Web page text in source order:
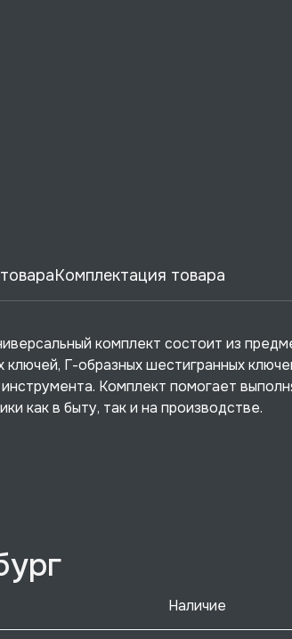
Комплектация товара
комплект состоит из
Г-образных шестигранных
Комплект помогает
как в быту, так и на производстве.
Наличие